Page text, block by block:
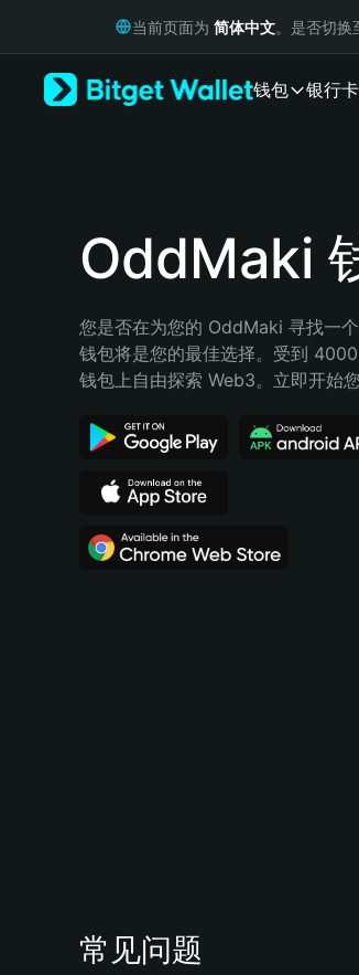
Русский
Bahasa Indonesia
Español (Argentina)
当前页面为 简体中文。是否切换
钱包 银行卡
OddMaki
您是否在为您的 OddMaki 寻找一
钱包将是您的最佳选择。受到
钱包上自由探索 Web3。立即开始
常见问题